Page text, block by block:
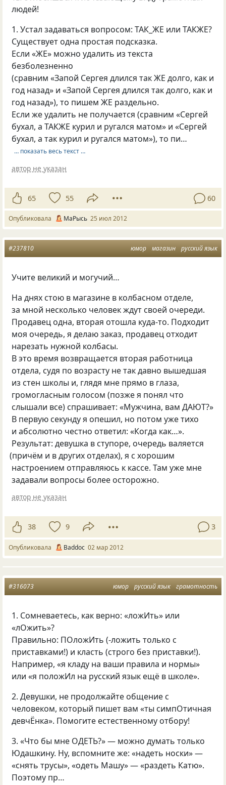
людей!
1. Устал задаваться вопросом: ТАК_ЖЕ или ТАКЖЕ?
Существует одна простая подсказка.
Если «ЖЕ» можно удалить из текста
безболезненно
(сравним «Запой Сергея длился так ЖЕ долго, как и
год назад» и «Запой Сергея длился так долго, как и
год назад»), то пишем ЖЕ раздельно.
Если же удалить не получается (сравним «Сергей
бухал, а ТАКЖЕ курил и ругался матом» и «Сергей
бухал, а так курил и ругался матом»), то пи…
… показать весь текст …
автор не указан
65 55 60
Опубликовала МаРысь 25 июл 2012
юмор магазин русский язык
#237810
Учите великий и могучий…
На днях стою в магазине в колбасном отделе,
за мной несколько человек ждут своей очереди.
Продавец одна, вторая отошла куда-то. Подходит
моя очередь, я делаю заказ, продавец отходит
нарезать нужной колбасы.
В это время возвращается вторая работница
отдела, судя по возрасту не так давно вышедшая
из стен школы и, глядя мне прямо в глаза,
громогласным голосом (позже я понял что
слышали все) спрашивает: «Мужчина, вам ДАЮТ?»
В первую секунду я опешил, но потом уже тихо
и абсолютно честно ответил: «Когда как…».
Результат: девушка в ступоре, очередь валяется
(причём и в других отделах), я с хорошим
настроением отправляюсь к кассе. Там уже мне
задавали вопросы более осторожно.
автор не указан
38 9 3
Опубликовала Baddoc 02 мар 2012
юмор русский язык грамотность
#316073
1. Сомневаетесь, как верно: «ложИть» или
«лОжить»?
Правильно: ПОложИть (-ложить только с
приставками!) и класть (строго без приставки!).
Например, «я кладу на ваши правила и нормы»
или «я положИл на русский язык ещё в школе».
2. Девушки, не продолжайте общение с
человеком, который пишет вам «ты симпОтичная
девчЁнка». Помогите естественному отбору!
3. «Что бы мне ОДЕТЬ?» — можно думать только
Юдашкину. Ну, вспомните же: «надеть носки» —
«снять трусы», «одеть Машу» — «раздеть Катю».
Поэтому пр…